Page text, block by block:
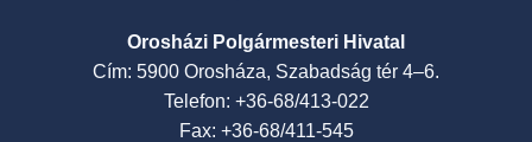
Orosházi Polgármesteri Hivatal
Cím: 5900 Orosháza, Szabadság tér 4–6.
Telefon: +36-68/413-022
Fax: +36-68/411-545